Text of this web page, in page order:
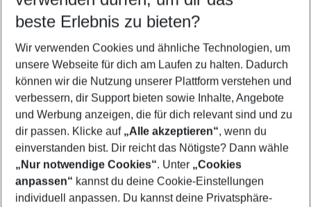
5-8 Nächte
2 Erwachsene Keine Kinder
Mehr Filter anzeigen
Footer
Footer navigation
Über uns
beste Erlebnis zu bieten?
Wir verwenden Cookies und ähnliche Technologien, um
unsere Webseite für dich am Laufen zu halten. Dadurch
können wir die Nutzung unserer Plattform verstehen und
verbessern, dir Support bieten sowie Inhalte, Angebote
und Werbung anzeigen, die für dich relevant sind und zu
dir passen. Klicke auf „Alle akzeptieren“, wenn du
einverstanden bist. Dir reicht das Nötigste? Dann wähle
„Nur notwendige Cookies“. Unter „Cookies
anpassen“ kannst du deine Cookie-Einstellungen
individuell anpassen. Du kannst deine Privatsphäre-